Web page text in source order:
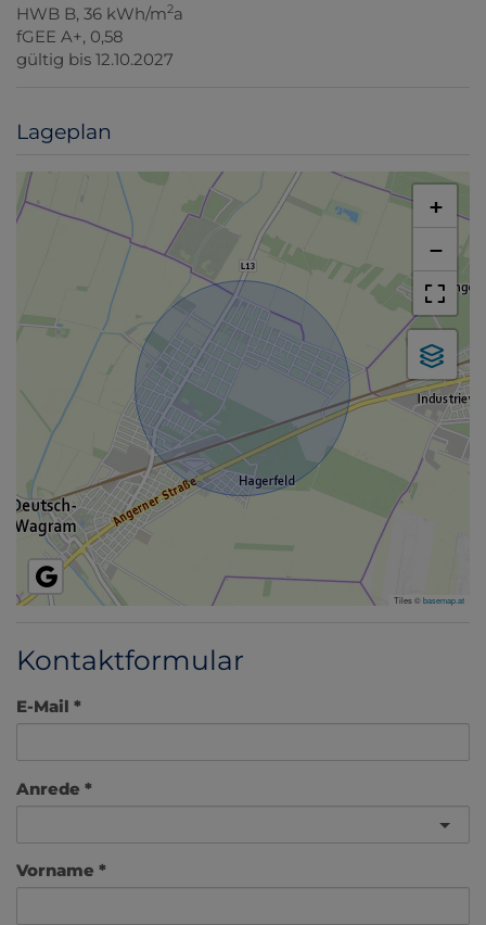
HWB B, 36 kWh/m2a
fGEE A+, 0,58
gültig bis 12.10.2027
Lageplan
+
−
Tiles ©basemap.at
Kontaktformular
E-Mail
Anrede
Vorname